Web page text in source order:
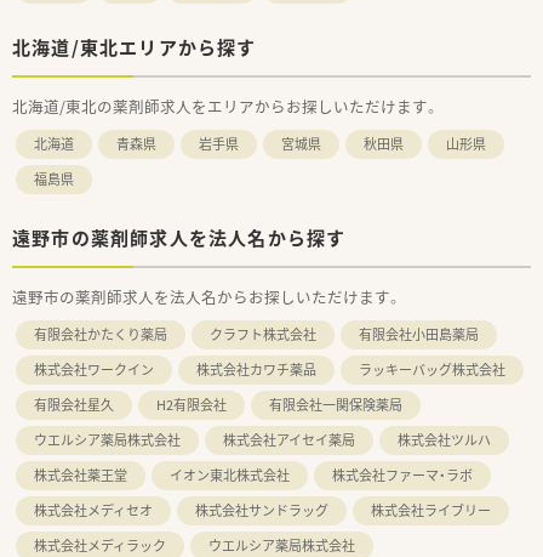
北海道/東北エリアから探す
北海道/東北の薬剤師求人をエリアからお探しいただけます。
北海道 青森県 岩手県 宮城県 秋田県
山形県
福島県
遠野市の薬剤師求人を法人名から探す
遠野市の薬剤師求人を法人名からお探しいただけます。
有限会社かたくり薬局 クラフト株式会社
有限会社小田島薬局
株式会社ワークイン
株式会社カワチ薬品
ラッキーバッグ株式会社
有限会社星久
H2有限会社
有限会社一関保険薬局
ウエルシア薬局株式会社
株式会社アイセイ薬局
株式会社ツルハ
株式会社薬王堂
イオン東北株式会社
株式会社ファーマ・ラボ
株式会社メディセオ
株式会社サンドラッグ
株式会社ライブリー
株式会社メディラック
ウエルシア薬局株式会社